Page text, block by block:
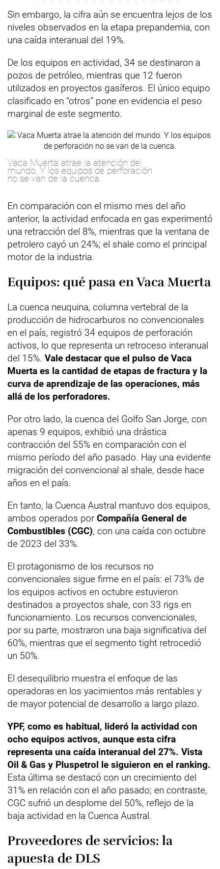
Sin embargo, la cifra aún se encuentra lejos de los
niveles observados en la etapa prepandemia, con
una caída interanual del 19%.
De los equipos en actividad, 34 se destinaron a
pozos de petróleo, mientras que 12 fueron
utilizados en proyectos gasíferos. El único equipo
clasificado en “otros” pone en evidencia el peso
marginal de este segmento.
Vaca Muerta atrae la atención del
mundo. Y los equipos de perforación
no se van de la cuenca.
En comparación con el mismo mes del año
anterior, la actividad enfocada en gas experimentó
una retracción del 8%, mientras que la ventana de
petrolero cayó un 24%; el shale como el principal
motor de la industria.
Equipos: qué pasa en Vaca Muerta
La cuenca neuquina, columna vertebral de la
producción de hidrocarburos no convencionales
en el país, registró 34 equipos de perforación
activos, lo que representa un retroceso interanual
del 15%. Vale destacar que el pulso de Vaca
Muerta es la cantidad de etapas de fractura y la
curva de aprendizaje de las operaciones, más
allá de los perforadores.
Por otro lado, la cuenca del Golfo San Jorge, con
apenas 9 equipos, exhibió una drástica
contracción del 55% en comparación con el
mismo período del año pasado. Hay una evidente
migración del convencional al shale, desde hace
años en el país.
En tanto, la Cuenca Austral mantuvo dos equipos,
ambos operados por Compañía General de
Combustibles (CGC), con una caída con octubre
de 2023 del 33%.
El protagonismo de los recursos no
convencionales sigue firme en el país: el 73% de
los equipos activos en octubre estuvieron
destinados a proyectos shale, con 33 rigs en
funcionamiento. Los recursos convencionales,
por su parte, mostraron una baja significativa del
60%, mientras que el segmento tight retrocedió
un 50%.
El desequilibrio muestra el enfoque de las
operadoras en los yacimientos más rentables y
de mayor potencial de desarrollo a largo plazo.
YPF, como es habitual, lideró la actividad con
ocho equipos activos, aunque esta cifra
representa una caída interanual del 27%. Vista
Oil & Gas y Pluspetrol le siguieron en el ranking.
Esta última se destacó con un crecimiento del
31% en relación con el año pasado; en contraste,
CGC sufrió un desplome del 50%, reflejo de la
baja actividad en la Cuenca Austral.
Proveedores de servicios: la
apuesta de DLS